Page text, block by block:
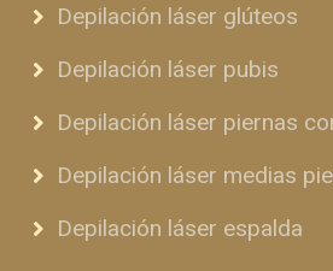
Depilación láser glúteos
Depilación láser pubis
Depilación láser piernas
Depilación láser medias
Depilación láser espalda